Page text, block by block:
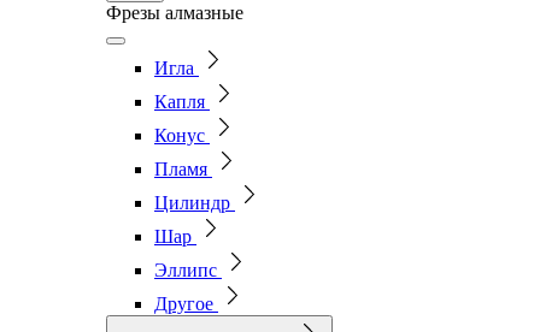
Фрезы алмазные
Игла
Капля
Конус
Пламя
Цилиндр
Шар
Эллипс
Другое